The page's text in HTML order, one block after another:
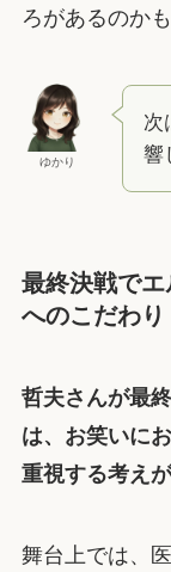
ろがあるのか
ゆかり
次
響
最終決戦でエ
へのこだわり
哲夫さんが最
は、お笑いに
重視する考え
舞台上では、